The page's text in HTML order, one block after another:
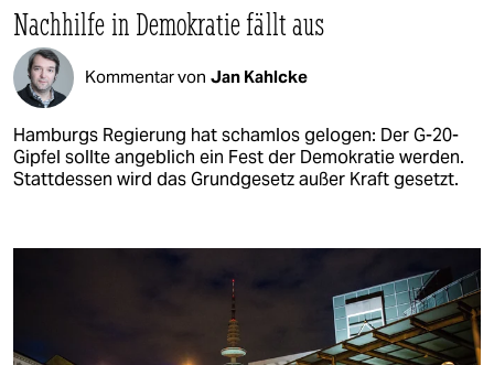
Nachhilfe in Demokratie fällt aus
Kommentar von Jan Kahlcke
Hamburgs Regierung hat schamlos gelogen: Der G-20-
Gipfel sollte angeblich ein Fest der Demokratie werden.
Stattdessen wird das Grundgesetz außer Kraft gesetzt.